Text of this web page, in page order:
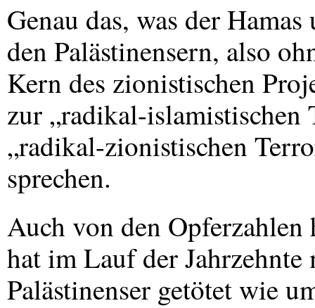
Genau das, was der
den Palästinensern, also
Kern des zionistischen
zur „radikal-islamistischen
„radikal-zionistischen
sprechen.
Auch von den
hat im Lauf der Jahrzehnte
Palästinenser getötet wie